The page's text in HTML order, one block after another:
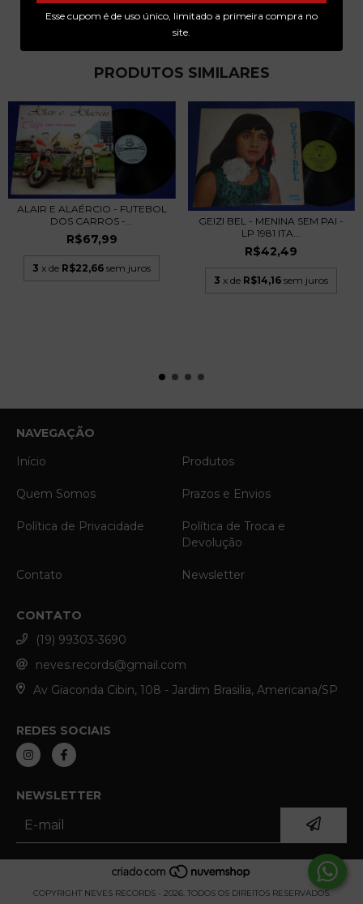
Esse cupom é de uso único, limitado a primeira compra no
site.
PRODUTOS SIMILARES
ALAIR E ALAÉRCIO - FUTEBOL
DOS CARROS -...
R$67,99
3 x de R$22,66 sem juros
GEIZI BEL - MENINA SEM PAI -
LP 1981 ITA...
R$42,49
3 x de R$14,16 sem juros
NAVEGAÇÃO
Início
Produtos
Quem Somos Prazos e Envios
Política de Privacidade
Política de Troca e
Devolução
Contato Newsletter
CONTATO
(19) 99303-3690
neves.records@gmail.com
Av Giaconda Cibin, 108 - Jardim Brasilia, Americana/SP
REDES SOCIAIS
NEWSLETTER
COPYRIGHT NEVES RECORDS - 2026. TODOS OS DIREITOS RESERVADOS.